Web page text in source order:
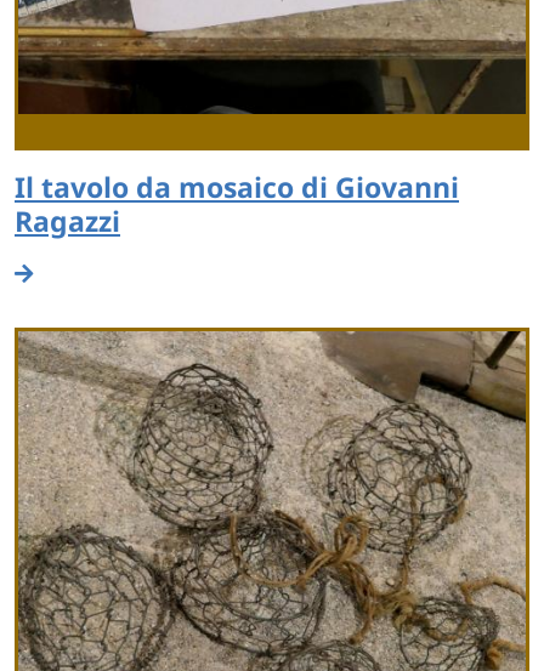
Il tavolo da mosaico di Giovanni
Ragazzi